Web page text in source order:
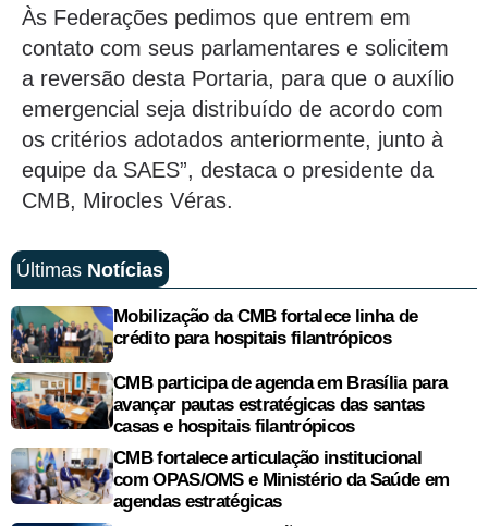
Às Federações pedimos que entrem em
contato com seus parlamentares e solicitem
a reversão desta Portaria, para que o auxílio
emergencial seja distribuído de acordo com
os critérios adotados anteriormente, junto à
equipe da SAES”, destaca o presidente da
CMB, Mirocles Véras.
Últimas Notícias
Mobilização da CMB fortalece linha de
crédito para hospitais filantrópicos
CMB participa de agenda em Brasília para
avançar pautas estratégicas das santas
casas e hospitais filantrópicos
CMB fortalece articulação institucional
com OPAS/OMS e Ministério da Saúde em
agendas estratégicas